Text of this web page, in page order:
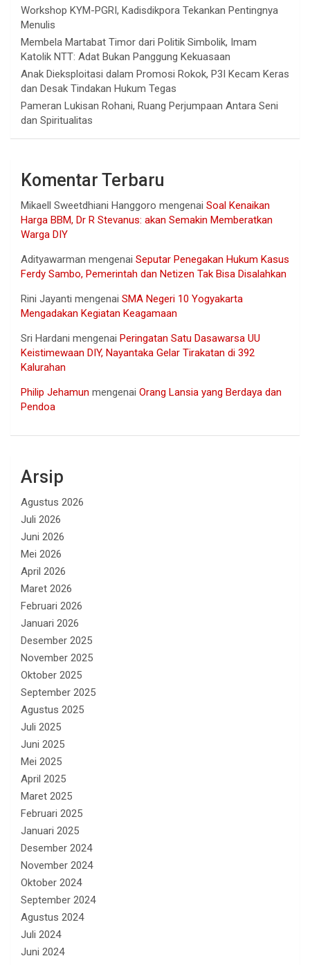
Workshop KYM-PGRI, Kadisdikpora Tekankan Pentingnya
Menulis
Membela Martabat Timor dari Politik Simbolik, Imam
Katolik NTT: Adat Bukan Panggung Kekuasaan
Anak Dieksploitasi dalam Promosi Rokok, P3I Kecam Keras
dan Desak Tindakan Hukum Tegas
Pameran Lukisan Rohani, Ruang Perjumpaan Antara Seni
dan Spiritualitas
Komentar Terbaru
Mikaell Sweetdhiani Hanggoro mengenai Soal Kenaikan
Harga BBM, Dr R Stevanus: akan Semakin Memberatkan
Warga DIY
Adityawarman mengenai Seputar Penegakan Hukum Kasus
Ferdy Sambo, Pemerintah dan Netizen Tak Bisa Disalahkan
Rini Jayanti mengenai SMA Negeri 10 Yogyakarta
Mengadakan Kegiatan Keagamaan
Sri Hardani mengenai Peringatan Satu Dasawarsa UU
Keistimewaan DIY, Nayantaka Gelar Tirakatan di 392
Kalurahan
Philip Jehamun mengenai Orang Lansia yang Berdaya dan
Pendoa
Arsip
Agustus 2026
Juli 2026
Juni 2026
Mei 2026
April 2026
Maret 2026
Februari 2026
Januari 2026
Desember 2025
November 2025
Oktober 2025
September 2025
Agustus 2025
Juli 2025
Juni 2025
Mei 2025
April 2025
Maret 2025
Februari 2025
Januari 2025
Desember 2024
November 2024
Oktober 2024
September 2024
Agustus 2024
Juli 2024
Juni 2024